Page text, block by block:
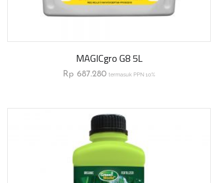
MAGICgro G8 5L
Rp 687.280 termasuk PPN 10%